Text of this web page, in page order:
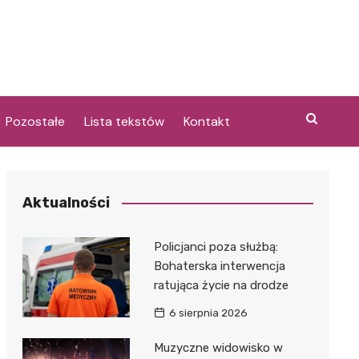
Pozostałe Lista tekstów Kontakt
Aktualności
Policjanci poza służbą:
Bohaterska interwencja
ratująca życie na drodze
6 sierpnia 2026
Muzyczne widowisko w